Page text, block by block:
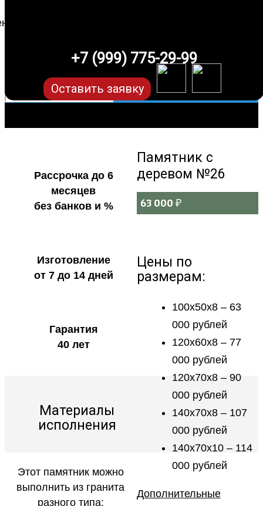
+7 (999) 775-29-99
Оставить заявку
Памятник с
деревом №26
63 000 ₽
Цены по
размерам:
100х50х8 – 63
000 рублей
120х60х8 – 77
000 рублей
120х70х8 – 90
000 рублей
140х70х8 – 107
000 рублей
140х70х10 – 114
000 рублей
Дополнительные
Рассрочка до 6
месяцев
без банков и %
Изготовление
от 7 до 14 дней
Гарантия
40 лет
Материалы
исполнения
Этот памятник можно
выполнить из гранита
разного типа: